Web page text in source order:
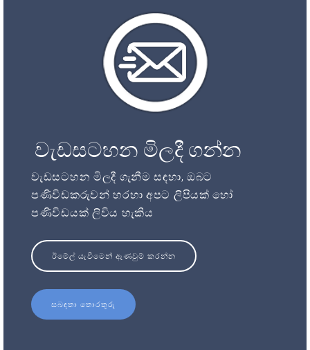
වැඩසටහන මිලදී ගන්න
වැඩසටහන මිලදී ගැනීම සඳහා, ඔබට
පණිවිඩකරුවන් හරහා අපට ලිපියක් හෝ
පණිවිඩයක් ලිවිය හැකිය
ඊමේල් යැවීමෙන් ඇණවුම් කරන්න
සබඳතා තොරතුරු